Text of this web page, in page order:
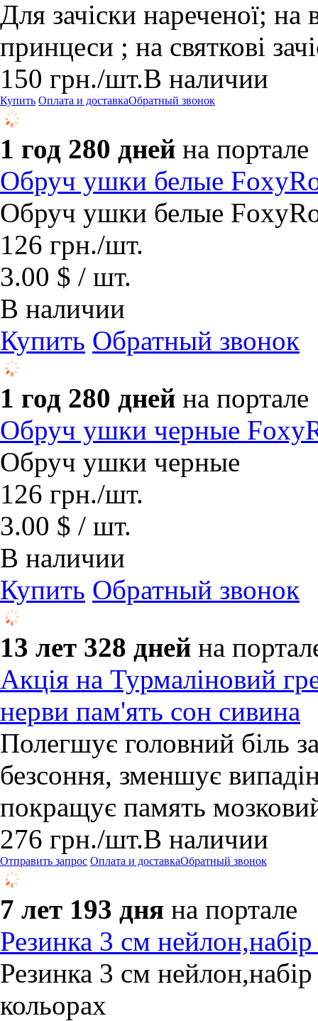
Для зачіски нареченої;
принцеси ; на святкові
150 грн./шт.В наличии
Купить Оплата и доставкаОбратный звонок
1 год 280 дней на портале
Обруч ушки белые
Обруч ушки белые
126 грн./шт.
3.00 $ / шт.
В наличии
Купить Обратный звонок
1 год 280 дней на портале
Обруч ушки черные
Обруч ушки черные
126 грн./шт.
3.00 $ / шт.
В наличии
Купить Обратный звонок
13 лет 328 дней на
Акція на Турмаліновий
нерви пам'ять сон сивина
Полегшує головний біль
безсоння, зменшує
покращує память
276 грн./шт.В наличии
Отправить запрос Оплата и доставкаОбратный звонок
7 лет 193 дня на портале
Резинка 3 см
Резинка 3 см
кольорах